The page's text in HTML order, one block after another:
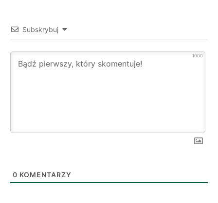
Subskrybuj
1000
0 KOMENTARZY